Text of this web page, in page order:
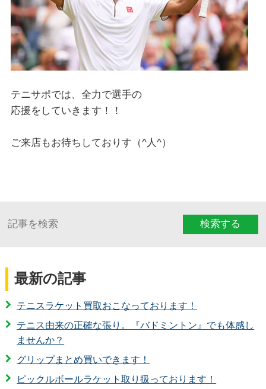
テニサポでは、全力で選手の
応援をしていきます！！
ご来店もお待ちしておりす（^人^）
検索する
最新の記事
テニスラケット買取おこなっております！
テニス由来の正確な張り。『バドミントン』でも体感し
ませんか？
グリップまとめ買いできます！
ピックルボールラケット取り扱っております！